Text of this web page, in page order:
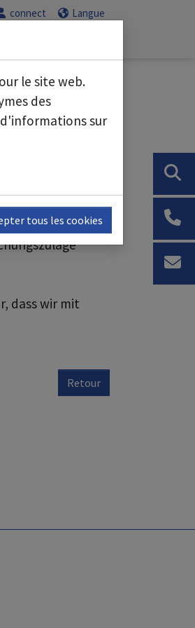
connect Langue
sind
dass wir mit
Retour
le site web.
des
sur
tous les cookies